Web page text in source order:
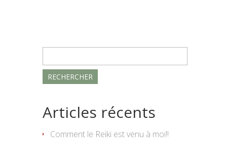
Rechercher :
Articles récents
Comment le Reiki est venu à moi!!